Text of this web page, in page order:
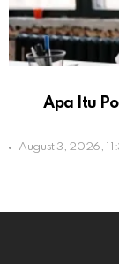
Apa Itu
August 3, 2026,